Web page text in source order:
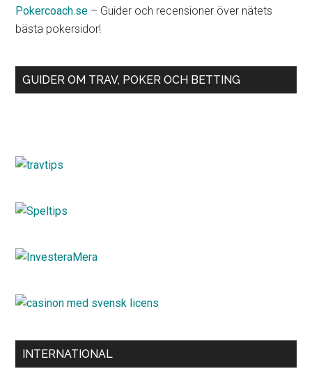
Pokercoach.se – Guider och recensioner över nätets
bästa pokersidor!
GUIDER OM TRAV, POKER OCH BETTING
INTERNATIONAL